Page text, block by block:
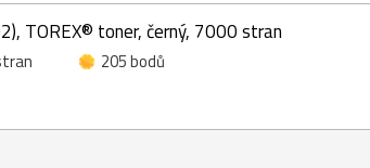
TOREX® toner, černý, 7000 stran
205 bodů